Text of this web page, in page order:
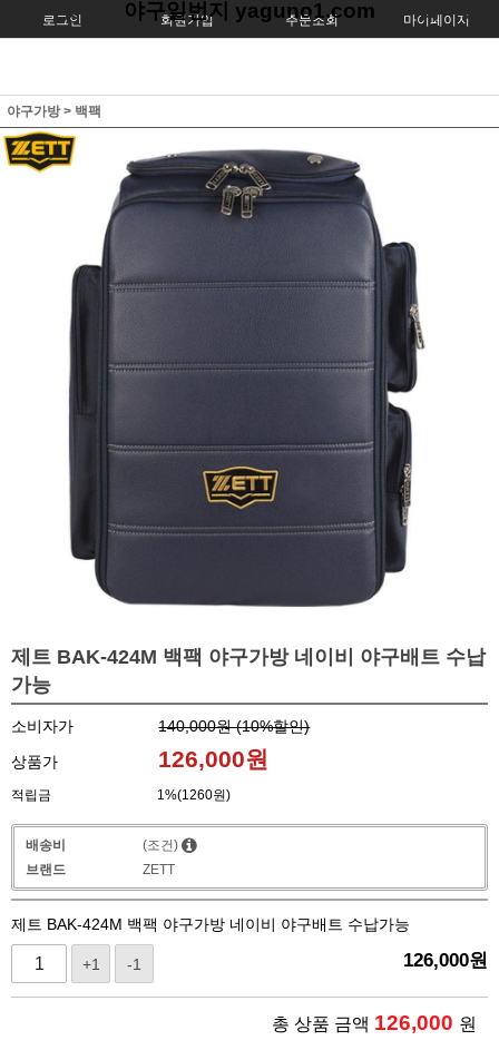
로그인 회원가입 주문조회 마이페이지
야구일번지 yaguno1.com
야구가방> 백팩
제트 BAK-424M 백팩 야구가방 네이비 야구배트 수납
가능
소비자가 140,000원 (10%할인)
상품가
126,000원
적립금 1%(1260원)
배송비
(조건)
브랜드
ZETT
제트 BAK-424M 백팩 야구가방 네이비 야구배트 수납가능
+1 -1 126,000원
총 상품 금액 126,000 원